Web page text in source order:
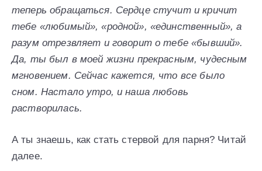
теперь обращаться. Сердце стучит и кричит
тебе «любимый», «родной», «единственный», а
разум отрезвляет и говорит о тебе «бывший».
Да, ты был в моей жизни прекрасным, чудесным
мгновением. Сейчас кажется, что все было
сном. Настало утро, и наша любовь
растворилась.
А ты знаешь, как стать стервой для парня? Читай
далее.